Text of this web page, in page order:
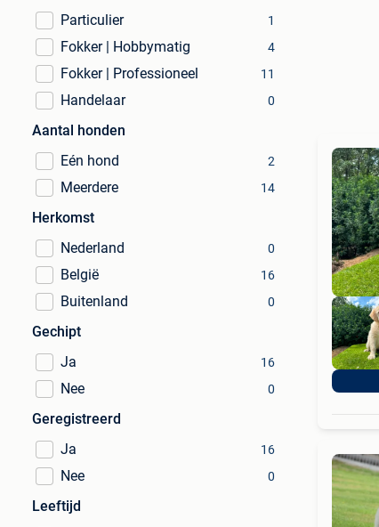
Particulier
1
Fokker | Hobbymatig 4
Fokker | Professioneel 11
Handelaar 0
Aantal honden
Eén hond
2
Meerdere 14
Herkomst
Nederland
0
België 16
Buitenland 0
Gechipt
Ja
16
Nee 0
Geregistreerd
Ja
16
Nee 0
Leeftijd